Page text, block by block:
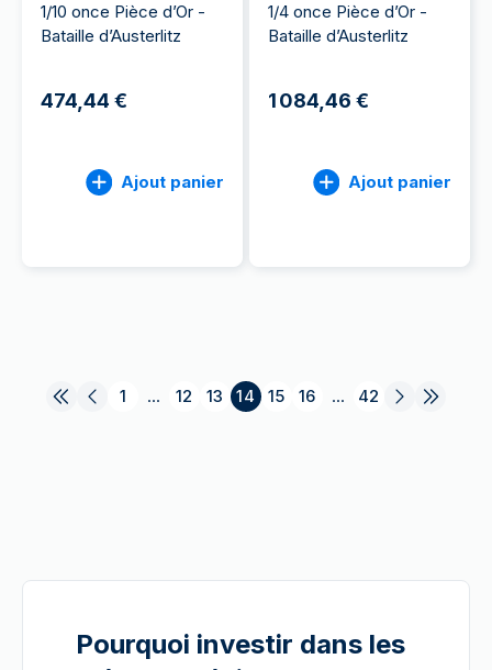
1/10 once Pièce d’Or -
Bataille d’Austerlitz
474,44 €
Ajout panier
1/4 once Pièce d’Or -
Bataille d’Austerlitz
1 084,46 €
Ajout panier
1 ... 12 13 14 15 16 ... 42
Pourquoi investir dans les